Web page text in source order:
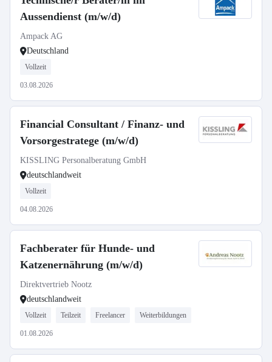
Aussendienst (m/w/d)
Ampack AG
Deutschland
Vollzeit
03.08.2026
Financial Consultant / Finanz- und
Vorsorgestratege (m/w/d)
KISSLING Personalberatung GmbH
deutschlandweit
Vollzeit
04.08.2026
Fachberater für Hunde- und
Katzenernährung (m/w/d)
Direktvertrieb Nootz
deutschlandweit
Vollzeit Teilzeit Freelancer Weiterbildungen
01.08.2026